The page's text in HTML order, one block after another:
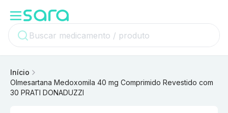
Início
Olmesartana Medoxomila 40 mg Comprimido Revestido com
30 PRATI DONADUZZI